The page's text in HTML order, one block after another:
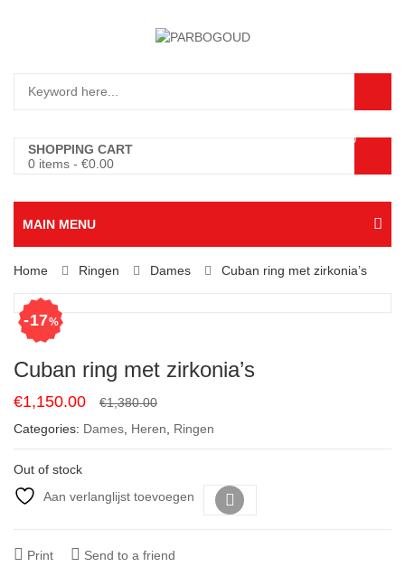
SHOPPING CART
0 items - €0.00
0
MAIN MENU
Home Ringen Dames Cuban ring met zirkonia’s
17%
Cuban ring met zirkonia’s
€1,380.00Original
price
€1,150.00
Current
price
Categories: Dames, Heren, Ringen
Out of stock
Aan verlanglijst toevoegen
Print Send to a friend